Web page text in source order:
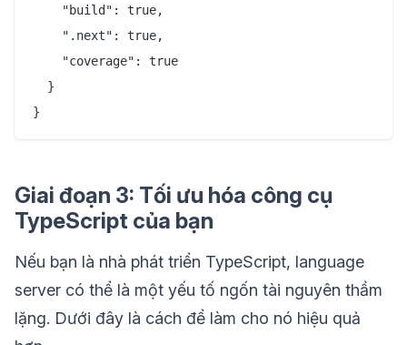
    "build": true,
    ".next": true,
    "coverage": true
  }
Giai đoạn 3: Tối ưu hóa công cụ
TypeScript của bạn
Nếu bạn là nhà phát triển TypeScript, language
server có thể là một yếu tố ngốn tài nguyên thầm
lặng. Dưới đây là cách để làm cho nó hiệu quả